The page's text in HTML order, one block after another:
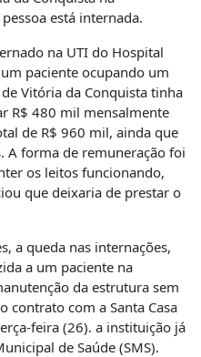
está internada.
na UTI do Hospital
paciente ocupando um
Vitória da Conquista tinha
R$ 480 mil mensalmente
de R$ 960 mil, ainda que
A forma de remuneração foi
os leitos funcionando,
que deixaria de prestar o
a queda nas internações,
a um paciente na
da estrutura sem
contrato com a Santa Casa
feira (26). a instituição já
de Saúde (SMS).